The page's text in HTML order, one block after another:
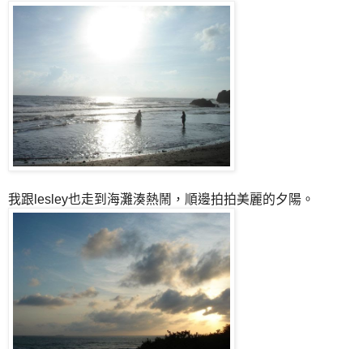
我跟lesley也走到海灘湊熱鬧，順邊拍拍美麗的夕陽。